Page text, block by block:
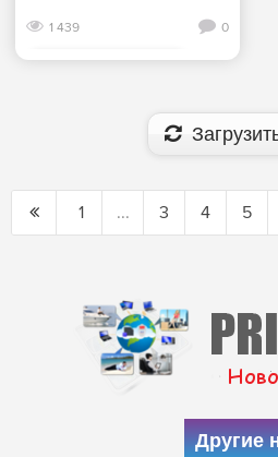
1 439 0
1 ... 3 4 5
Другие